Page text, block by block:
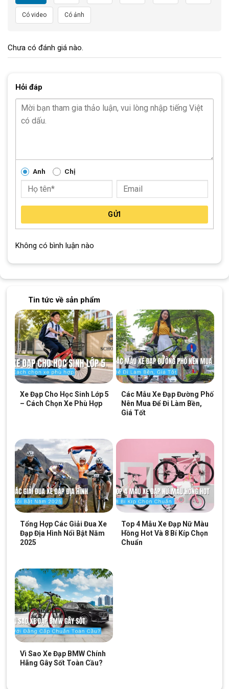
gắn thêm phần baga phía sau.
Hình Ảnh Chi Tiết Xe Đạp Trẻ Em Youth GIANT Animator
dáng nhỏ nhắn, đáng yêu
hợp kim nhôm ALUXX
Hệ thống thắng được trang bị an toàn cho xe
Yên xe bằng chất liệu cao cấp, tạo cảm giác thoải mái cho các bé
Thông Số Kỹ Thuật Xe Đạp Trẻ Em Youth GIANT
Animator F/W 12 2022 – QT
KHUNG XE
Sơn/Paint Tĩnh Điện
Màu sắc/Colors
Chất liệu
khung/Frame
Phuộc/Fork
PHỤ TÙNG
Có video Có ảnh
Chưa có đánh giá nào.
Hỏi đáp
Anh Chị
GỬI
Không có bình luận nào
Tin tức về sản phẩm
Xe Đạp Cho Học Sinh Lớp 5
– Cách Chọn Xe Phù Hợp
Các Mẫu Xe Đạp Đường Phố
Nên Mua Để Đi Làm Bền,
Giá Tốt
Tổng Hợp Các Giải Đua Xe
Đạp Địa Hình Nổi Bật Năm
2025
Top 4 Mẫu Xe Đạp Nữ Màu
Hồng Hot Và 8 Bí Kíp Chọn
Chuẩn
Vì Sao Xe Đạp BMW Chính
Hãng Gây Sốt Toàn Cầu?